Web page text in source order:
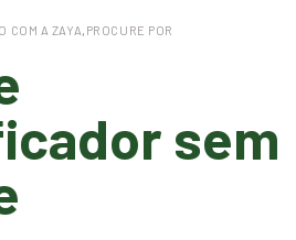
COM A ZAYA, PROCURE POR
sem